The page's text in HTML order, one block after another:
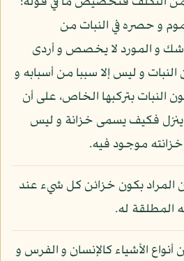
و حصره في النبات من
و المورد لا يخصص و أردى
و ليس إلا سببا من أسبابه و
النبات بتركبها الخاص، على أن
ينزل فكيف يسمى خزانة و ليس
موجود فيه.
بكون خزائن كل شيء عند
المطلقة له.
الأشياء كالإنسان و الفرس و